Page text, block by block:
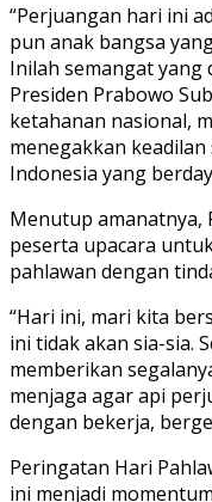
“Perjuangan hari ini
pun anak bangsa
Inilah semangat yang
Presiden Prabowo
ketahanan nasional,
menegakkan
Indonesia yang
Menutup amanatnya,
peserta upacara
pahlawan dengan
“Hari ini, mari kita
ini tidak akan sia-sia.
memberikan
menjaga agar api
dengan bekerja,
Peringatan Hari
ini menjadi